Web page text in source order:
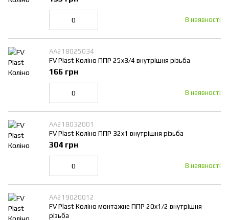
В наявності
AA218025034
FV Plast Коліно ППР 25x3/4 внутрішня різьба
В наявності
166 грн
AA218032001
FV Plast Коліно ППР 32x1 внутрішня різьба
В наявності
304 грн
AA219020012
FV Plast Коліно монтажне ППР 20x1/2 внутрішня
різьба